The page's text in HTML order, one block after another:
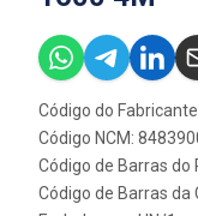
Código do
Código NCM:
Código de Barras
Código de Barras da